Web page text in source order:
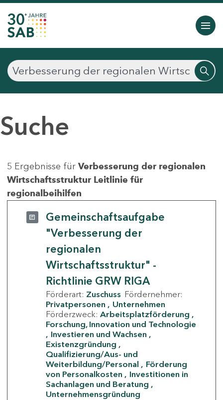
Suche
5 Ergebnisse für Verbesserung der regionalen
Wirtschaftsstruktur Leitlinie für
regionalbeihilfen
Gemeinschaftsaufgabe
"Verbesserung der
regionalen
Wirtschaftsstruktur" -
Richtlinie GRW RIGA
Förderart: Zuschuss Fördernehmer:
Privatpersonen
Unternehmen
Förderzweck: Arbeitsplatzförderung
Forschung, Innovation und Technologie
Investieren und Wachsen
Existenzgründung
Qualifizierung/Aus- und
Weiterbildung/Personal
Förderung
von Personalkosten
Investitionen in
Sachanlagen und Beratung
Unternehmensgründung